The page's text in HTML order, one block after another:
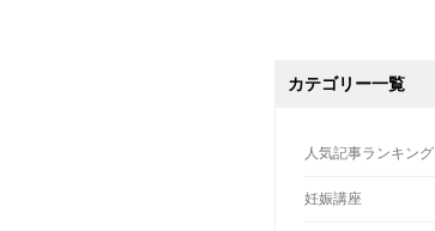
カテゴリー一覧
人気記事ランキング
妊娠講座